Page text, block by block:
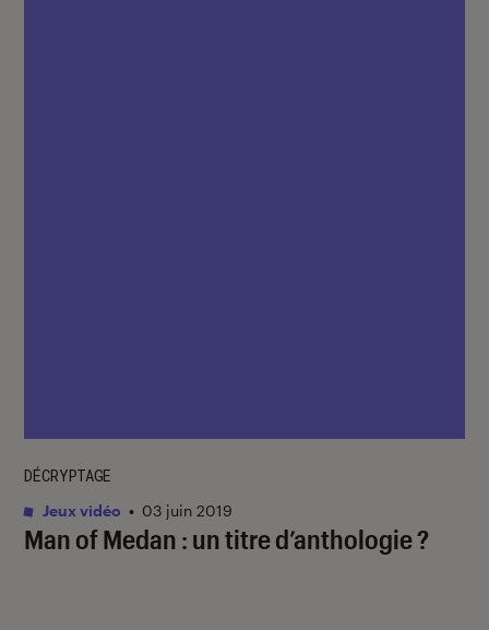
Man of Medan : un titre d’anthologie ?
DÉCRYPTAGE
Jeux vidéo • 03 juin 2019